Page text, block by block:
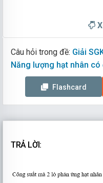
Câu hỏi trong đề: Giải
Năng lượng hạt nhân có
Flashcard
TRẢ LỜI: